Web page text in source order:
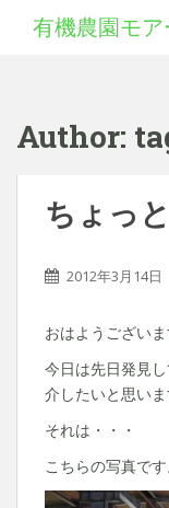
有機農園モ
Author:
ちょっ
2012年3月14日
おはようござい
今日は先日発見
介したいと思いま
それは・・・
こちらの写真です